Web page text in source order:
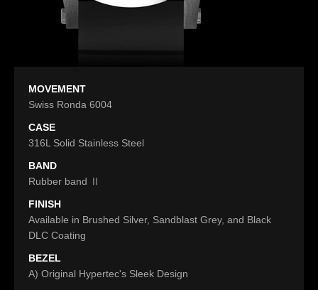
MOVEMENT
Swiss Ronda 6004
CASE
316L Solid Stainless Steel
BAND
Rubber band Ⅱ
FINISH
Available in Brushed Silver, Sandblast Grey, and Black
DLC Coating
BEZEL
A) Original Hypertec's Sleek Design